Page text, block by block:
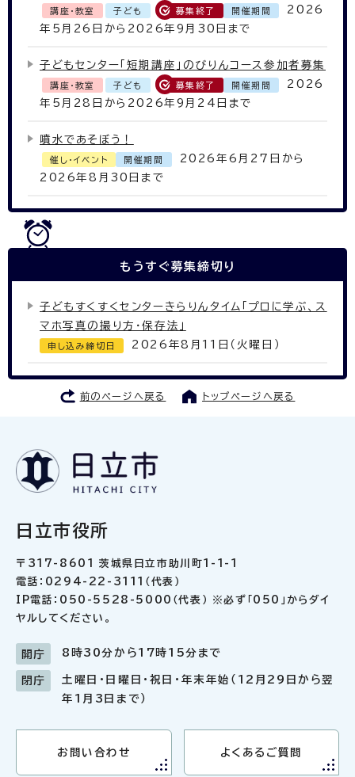
講座・教室 子ども 募集終了 開催期間
2026
年5月26日から2026年9月30日まで
子どもセンター「短期講座」のびりんコース参加者募集
講座・教室 子ども 募集終了 開催期間
2026
年5月28日から2026年9月24日まで
噴水であそぼう！
催し・イベント 開催期間
2026年6月27日から
2026年8月30日まで
もうすぐ募集締切り
子どもすくすくセンターきらりんタイム「プロに学ぶ、ス
マホ写真の撮り方・保存法」
申し込み締切日 2026年8月11日（火曜日）
前のページへ戻る トップページへ戻る
日立市役所
〒317-8601 茨城県日立市助川町1-1-1
電話：0294-22-3111（代表）
IP電話：050-5528-5000（代表） ※必ず「050」からダイ
ヤルしてください。
開庁 8時30分から17時15分まで
閉庁
土曜日・日曜日・祝日・年末年始（12月29日から翌
年1月3日まで）
お問い合わせ よくあるご質問